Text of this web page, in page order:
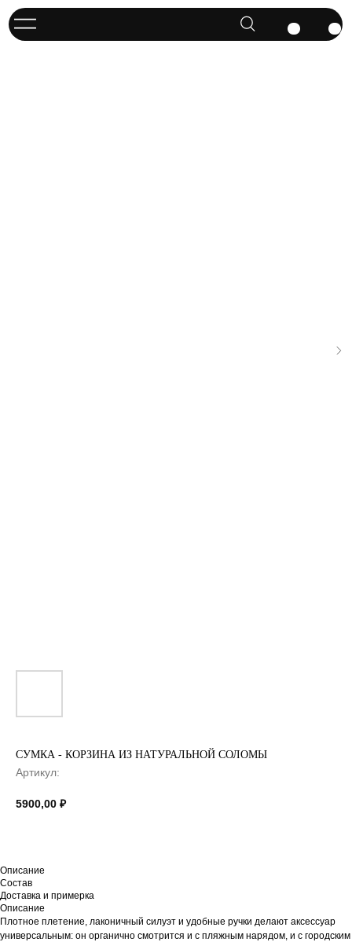
СУМКА - КОРЗИНА ИЗ НАТУРАЛЬНОЙ СОЛОМЫ
Артикул:
5900,00 ₽
Описание
Состав
Доставка и примерка
Описание
Плотное плетение, лаконичный силуэт и удобные ручки делают аксессуар
универсальным: он органично смотрится и с пляжным нарядом, и с городским